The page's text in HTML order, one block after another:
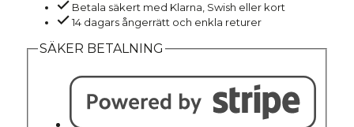
Betala säkert med Klarna, Swish eller kort
14 dagars ångerrätt och enkla returer
SÄKER BETALNING